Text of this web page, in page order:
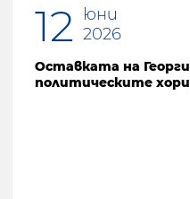
12
юни
2026
Оставката на
политическите